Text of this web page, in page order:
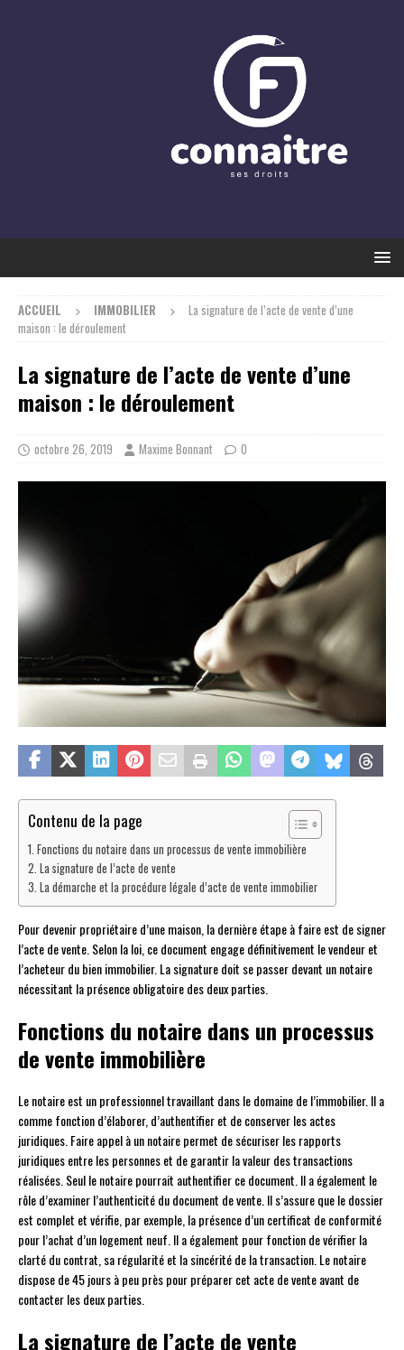
ACCUEIL IMMOBILIER
La signature de l’acte de vente d’une
maison : le déroulement
La signature de l’acte de vente d’une
maison : le déroulement
octobre 26, 2019 Maxime Bonnant 0
Contenu de la page
Fonctions du notaire dans un processus de vente immobilière
La signature de l’acte de vente
La démarche et la procédure légale d’acte de vente immobilier
Pour devenir propriétaire d’une maison, la dernière étape à faire est de signer
l’acte de vente. Selon la loi, ce document engage définitivement le vendeur et
l’acheteur du bien immobilier. La signature doit se passer devant un notaire
nécessitant la présence obligatoire des deux parties.
Fonctions du notaire dans un processus
de vente immobilière
Le notaire est un professionnel travaillant dans le domaine de l’immobilier. Il a
comme fonction d’élaborer, d’authentifier et de conserver les actes
juridiques. Faire appel à un notaire permet de sécuriser les rapports
juridiques entre les personnes et de garantir la valeur des transactions
réalisées. Seul le notaire pourrait authentifier ce document. Il a également le
rôle d’examiner l’authenticité du document de vente. Il s’assure que le dossier
est complet et vérifie, par exemple, la présence d’un certificat de conformité
pour l’achat d’un logement neuf. Il a également pour fonction de vérifier la
clarté du contrat, sa régularité et la sincérité de la transaction. Le notaire
dispose de 45 jours à peu près pour préparer cet acte de vente avant de
contacter les deux parties.
La signature de l’acte de vente